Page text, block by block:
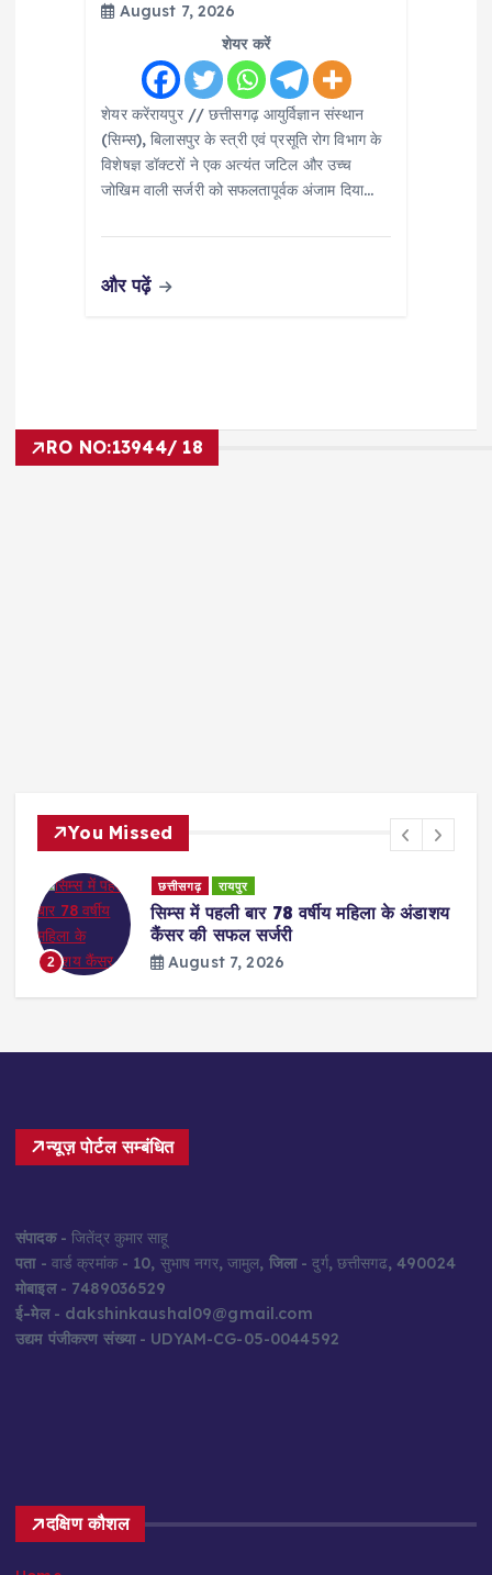
August 7, 2026
शेयर करें
शेयर करेंरायपुर // छत्तीसगढ़ आयुर्विज्ञान संस्थान
(सिम्स), बिलासपुर के स्त्री एवं प्रसूति रोग विभाग के
विशेषज्ञ डॉक्टरों ने एक अत्यंत जटिल और उच्च
जोखिम वाली सर्जरी को सफलतापूर्वक अंजाम दिया…
और पढ़ें
RO NO:13944/ 18
You Missed
2
छत्तीसगढ़ रायपुर
सिम्स में पहली बार 78 वर्षीय महिला के अंडाशय
कैंसर की सफल सर्जरी
August 7, 2026
न्यूज़ पोर्टल सम्बंधित
संपादक- जितेंद्र कुमार साहू
पता- वार्ड क्रमांक - 10, सुभाष नगर, जामुल, जिला- दुर्ग, छत्तीसगढ, 490024
मोबाइल- 7489036529
ई-मेल- dakshinkaushal09@gmail.com
उद्यम पंजीकरण संख्या- UDYAM-CG-05-0044592
दक्षिण कौशल